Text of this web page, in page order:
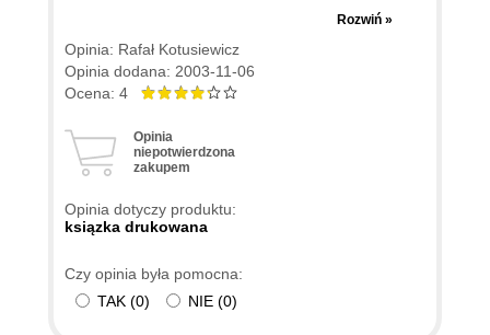
napisać książkę, która jest niczym reportaż z
planu filmowego. Do premiery jeszcze długa
droga, ale niektóre sceny zostały już nakręcone.
Okazało się, że autorzy wybrnęli z powierzonego
wybitna ale wato ją przeczytać choćby dla opisu
(jasnego i zwięzłego) Parrota. Czas potrzebny na
to nieco ponad dwie godziny) a potem... no
niewielka w sumie - wydaje się za wysoka jak na
towar, który otrzymujemy w zamian... Właśnie za
Rozwiń »
Opinia: Rafał Kotusiewicz
Opinia dodana: 2003-11-06
Ocena: 4
Opinia
niepotwierdzona
zakupem
Opinia dotyczy produktu:
ksiązka drukowana
Czy opinia była pomocna:
TAK (0) NIE (0)